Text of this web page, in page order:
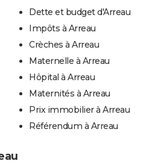
Dette et budget d'Arreau
Impôts à Arreau
Crèches à Arreau
Maternelle à Arreau
Hôpital à Arreau
Maternités à Arreau
Prix immobilier à Arreau
Référendum à Arreau